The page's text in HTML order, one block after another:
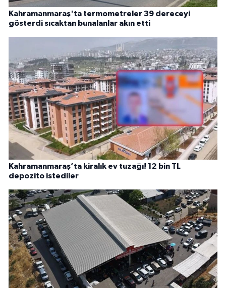
Kahramanmaraş'ta termometreler 39 dereceyi
gösterdi sıcaktan bunalanlar akın etti
Kahramanmaraş’ta kiralık ev tuzağı! 12 bin TL
depozito istediler